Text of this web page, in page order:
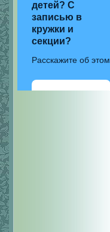
детей? С
записью в
кружки и
секции?
Расскажите об этом